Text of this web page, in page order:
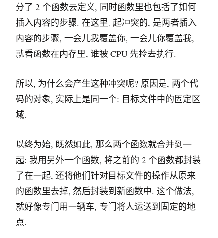
分了 2 个函数去定义, 同时函数里也包括了如何
插入内容的步骤. 在这里, 起冲突的, 是两者插入
内容的步骤, 一会儿我覆盖你, 一会儿你覆盖我,
就看函数在内存里, 谁被 CPU 先拎去执行.
所以, 为什么会产生这种冲突呢? 原因是, 两个代
码的对象, 实际上是同一个: 目标文件中的固定区
域.
以终为始, 既然如此, 那么两个函数就合并到一
起: 我用另外一个函数, 将之前的 2 个函数都封装
了在一起, 还将他们针对目标文件的操作从原来
的函数里去掉, 然后封装到新函数中. 这个做法,
就好像专门用一辆车, 专门将人运送到固定的地
点.